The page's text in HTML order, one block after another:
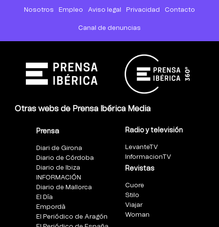
Nosotros Empleo Aviso legal Privacidad Contacto
Canal de denuncias
Otras webs de Prensa Ibérica Media
Prensa
Diari de Girona
Diario de Córdoba
Diario de Ibiza
INFORMACIÓN
Diario de Mallorca
El Día
Empordà
El Periódico de Aragón
Radio y televisión
LevanteTV
InformacionTV
Revistas
Cuore
Stilo
Viajar
Woman